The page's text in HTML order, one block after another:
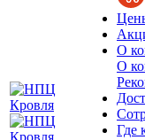
О
О
Где